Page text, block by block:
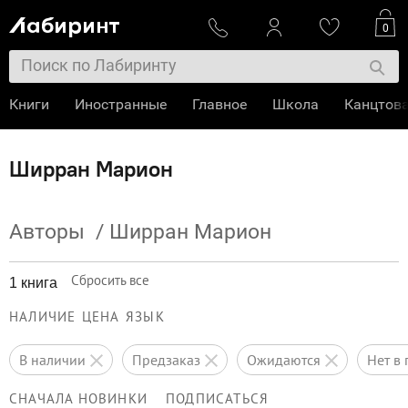
Ширран Марион
Авторы / Ширран Марион
1 книга Сбросить все
НАЛИЧИЕ ЦЕНА ЯЗЫК
в наличии предзаказ ожидаются нет
СНАЧАЛА НОВИНКИ ПОДПИСАТЬСЯ
0
Книги Иностранные Главное Школа